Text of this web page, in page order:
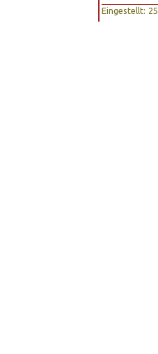
Eingestellt: